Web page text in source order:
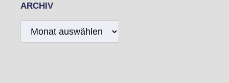
ARCHIV
Archiv